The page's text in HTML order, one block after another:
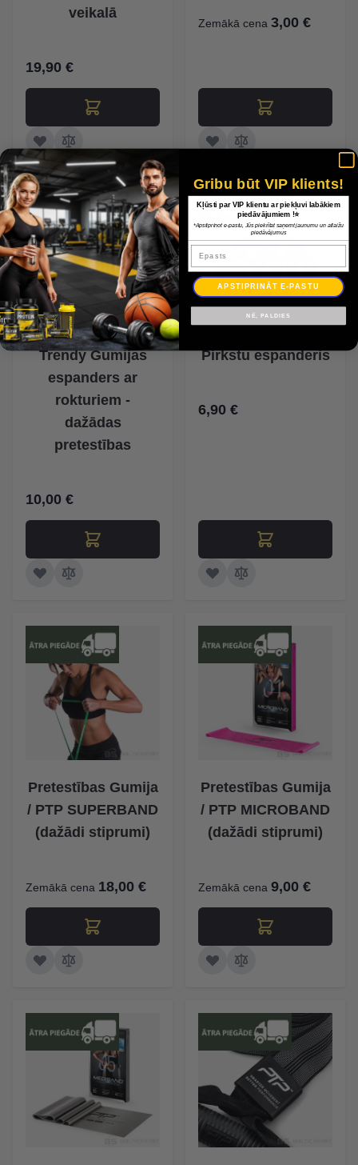
veikalā
19,90 €
Zemākā cena 3,00 €
Trendy Gumijas
espanders ar
rokturiem -
dažādas
pretestības
10,00 €
Pirkstu espanderis
6,90 €
Pretestības Gumija
/ PTP SUPERBAND
(dažādi stiprumi)
Zemākā cena 18,00 €
Pretestības Gumija
/ PTP MICROBAND
(dažādi stiprumi)
Zemākā cena 9,00 €
Gribu būt VIP klients!
Kļūsti par VIP klientu ar piekļuvi labākiem
piedāvājumiem !⭐
*Apstiprinot e-pastu, Jūs piekrītat saņemt jaunumu un atlaižu
piedāvājumus
Epasts
APSTIPRINĀT E-PASTU
NĒ, PALDIES